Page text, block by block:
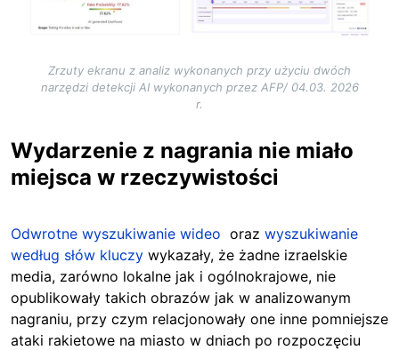
Zrzuty ekranu z analiz wykonanych przy użyciu dwóch
narzędzi detekcji AI wykonanych przez AFP/ 04.03. 2026
r.
Wydarzenie z nagrania nie miało
miejsca w rzeczywistości
Odwrotne wyszukiwanie wideo oraz wyszukiwanie
według słów kluczy wykazały, że żadne izraelskie
media, zarówno lokalne jak i ogólnokrajowe, nie
opublikowały takich obrazów jak w analizowanym
nagraniu, przy czym relacjonowały one inne pomniejsze
ataki rakietowe na miasto w dniach po rozpoczęciu